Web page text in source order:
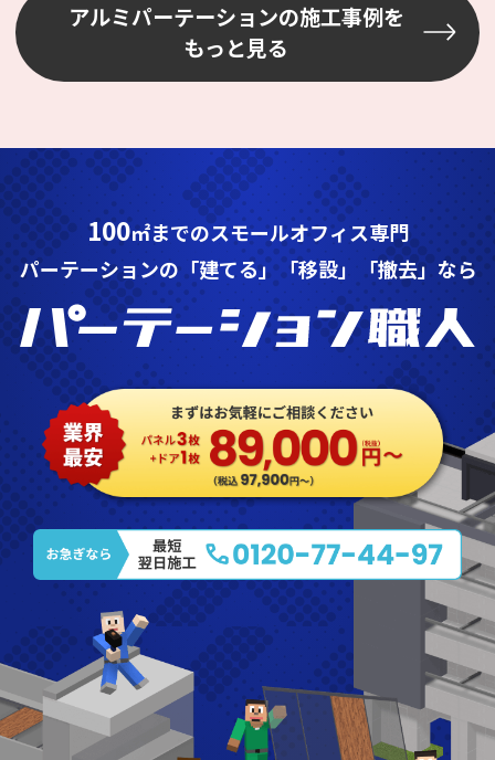
アルミパーテーションの施工事例を
もっと見る
100㎡までのスモールオフィス専門
パーテーションの「建てる」「移設」「撤去」なら